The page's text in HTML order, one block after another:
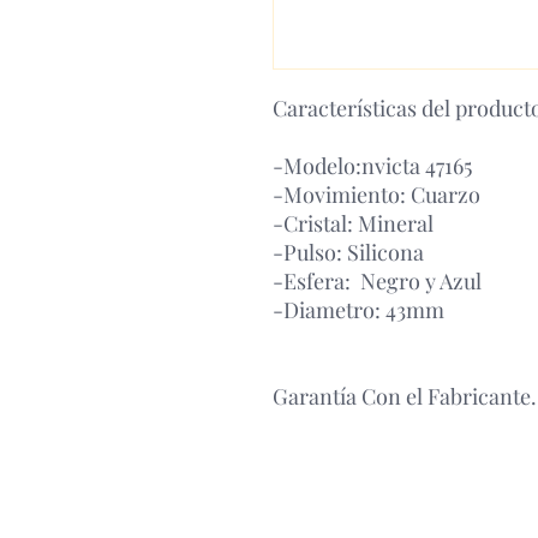
Características del
-Modelo:nvicta 47165
-Movimiento: Cuarzo
-Cristal: Mineral
-Pulso: Silicona
-Esfera: Negro y Azul
-Diametro: 43mm
Garantía Con el Fabricante.